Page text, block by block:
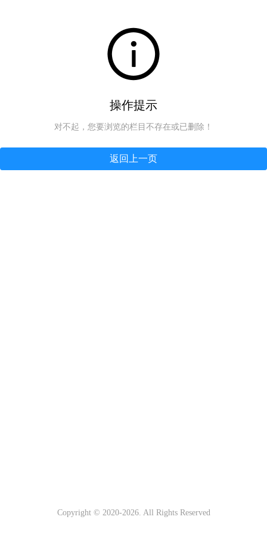
操作提示
对不起，您要浏览的栏目不存在或已删除！
返回上一页
Copyright © 2020-2026. All Rights Reserved